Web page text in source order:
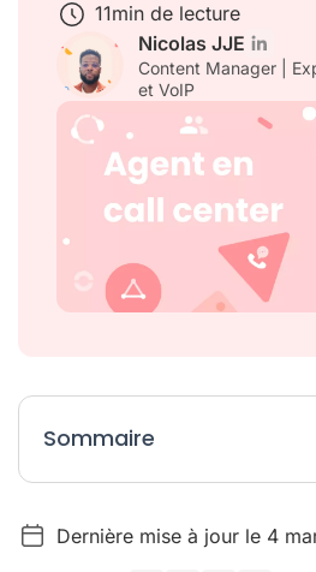
11min de lecture
Nicolas JJE
Content Manager |
et VoIP
Sommaire
Agent en Call Center : Quelques
Dernière mise à jour le 4